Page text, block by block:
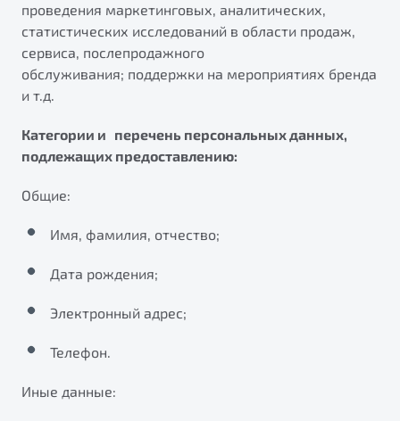
Элегантный и практичный седан
от 1 699 990 ₽*
Обзор
X70
Универсальный кроссовер
Узнайте о специальных выгодах при покупке
Подробно
Тест-драйв
Спецпредложения
Будьте еще более уверены на дорогах с программой
Преимущества программы
Запись на сервис
Калькулятор ТО
Клиентская поддержка
проведения маркетинговых, аналитических,
статистических исследований в области продаж,
сервиса, послепродажного
обслуживания; поддержки на мероприятиях бренда
и т.д.
Категории и перечень персональных данных,
подлежащих предоставлению:
Общие:
Имя, фамилия, отчество;
Дата рождения;
Электронный адрес;
Телефон.
Иные данные: